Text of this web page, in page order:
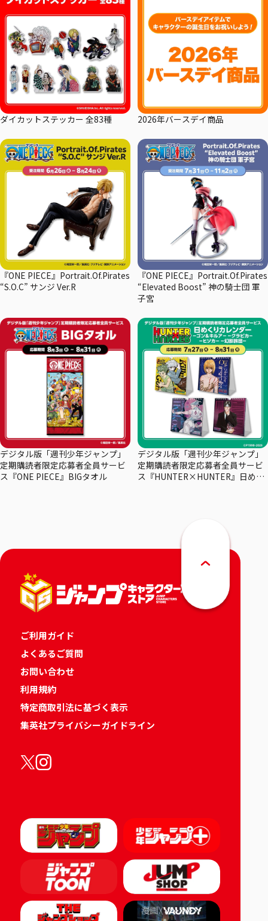
ダイカットステッカー 全83種 2026年バースデイ商品
『ONE PIECE』Portrait.Of.Pirates
“S.O.C” サンジ Ver.R
『ONE PIECE』Portrait.Of.Pirates
“Elevated Boost” 神の騎士団 軍
子宮
デジタル版「週刊少年ジャンプ」
定期購読者限定応募者全員サービ
ス『ONE PIECE』BIGタオル
デジタル版「週刊少年ジャンプ」
定期購読者限定応募者全員サービ
ス『HUNTER×HUNTER』日めく
ご利用ガイド
よくあるご質問
お問い合わせ
利用規約
特定商取引法に基づく表示
集英社プライバシーガイドライン